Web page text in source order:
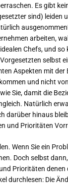
Es gibt
sind) leiden
arbeiten,
Chefs, und
selbst
Aspekten mit
und nicht
Sie, damit die
Natürlich
darüber hinaus
und Prioritäten
Wenn Sie ein
Doch selbst
Prioritäten
durchlesen: Die